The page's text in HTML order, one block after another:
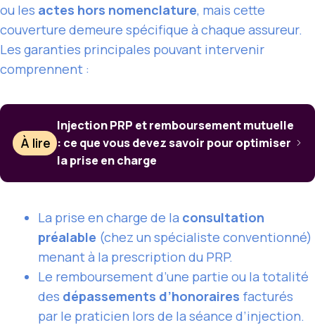
ou les actes hors nomenclature, mais cette
couverture demeure spécifique à chaque assureur.
Les garanties principales pouvant intervenir
comprennent :
À lire
Injection PRP et remboursement mutuelle
: ce que vous devez savoir pour optimiser
la prise en charge
La prise en charge de la consultation
préalable (chez un spécialiste conventionné)
menant à la prescription du PRP.
Le remboursement d’une partie ou la totalité
des dépassements d’honoraires facturés
par le praticien lors de la séance d’injection.